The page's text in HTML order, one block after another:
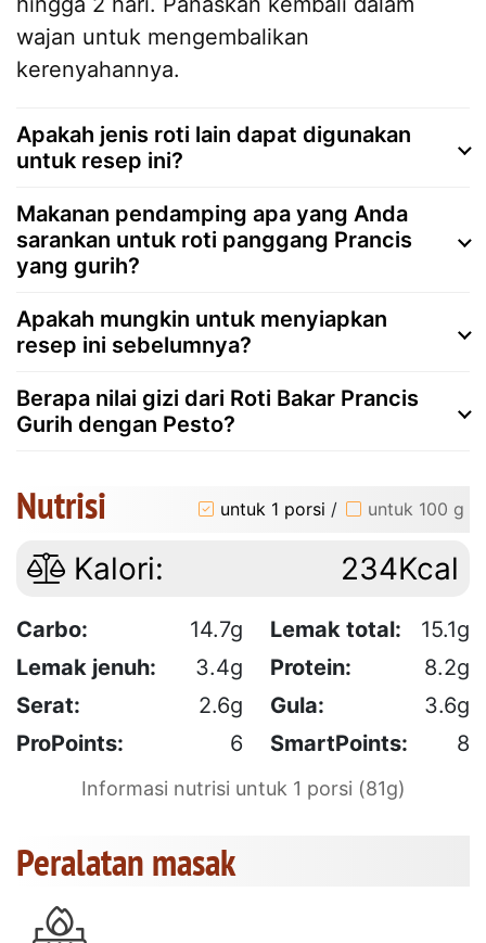
wajan untuk mengembalikan
kerenyahannya.
Apakah jenis roti lain dapat digunakan
untuk resep ini?
Makanan pendamping apa yang Anda
sarankan untuk roti panggang Prancis
yang gurih?
Apakah mungkin untuk menyiapkan
resep ini sebelumnya?
Berapa nilai gizi dari Roti Bakar Prancis
Gurih dengan Pesto?
Nutrisi untuk 1 porsi / untuk 100 g
Kalori: 234Kcal
Carbo: 14.7g Lemak total:
15.1g
Lemak jenuh:
3.4g Protein:
8.2g
Serat:
2.6g Gula:
3.6g
ProPoints:
6 SmartPoints: 8
Informasi nutrisi untuk 1 porsi (81g)
Peralatan masak